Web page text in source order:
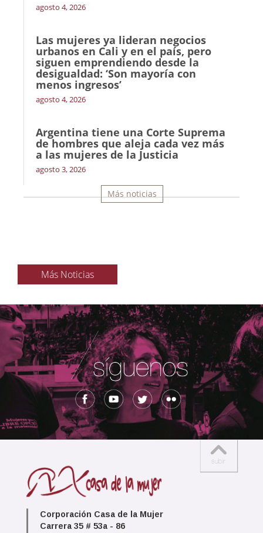
agosto 4, 2026
Las mujeres ya lideran negocios
urbanos en Cali y en el país, pero
siguen emprendiendo desde la
desigualdad: ‘Son mayoría con
menos ingresos’
agosto 4, 2026
Argentina tiene una Corte Suprema
de hombres que aleja cada vez más
a las mujeres de la Justicia
agosto 3, 2026
Más noticias
Más Noticias
Corporación Casa de la Mujer
Carrera 35 # 53a - 86